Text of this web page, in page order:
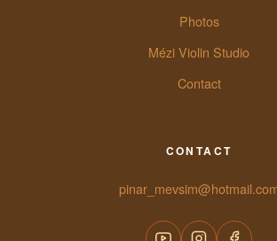
Photos
Mézi Violin Studio
Contact
CONTACT